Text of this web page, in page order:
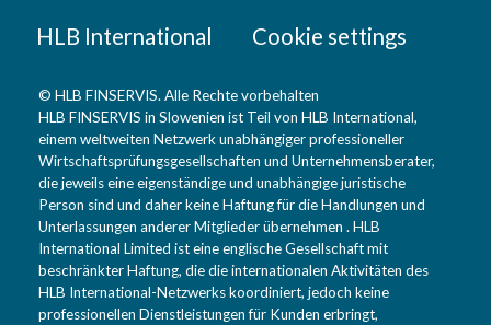
HLB International Cookie settings
© HLB FINSERVIS. Alle Rechte vorbehalten
HLB FINSERVIS in Slowenien ist Teil von HLB International,
einem weltweiten Netzwerk unabhängiger professioneller
Wirtschaftsprüfungsgesellschaften und Unternehmensberater,
die jeweils eine eigenständige und unabhängige juristische
Person sind und daher keine Haftung für die Handlungen und
Unterlassungen anderer Mitglieder übernehmen . HLB
International Limited ist eine englische Gesellschaft mit
beschränkter Haftung, die die internationalen Aktivitäten des
HLB International-Netzwerks koordiniert, jedoch keine
professionellen Dienstleistungen für Kunden erbringt,